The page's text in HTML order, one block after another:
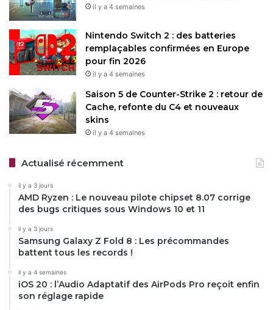
il y a 4 semaines
Nintendo Switch 2 : des batteries
remplaçables confirmées en Europe
pour fin 2026
il y a 4 semaines
Saison 5 de Counter-Strike 2 : retour de
Cache, refonte du C4 et nouveaux
skins
il y a 4 semaines
Actualisé récemment
il y a 3 jours
AMD Ryzen : Le nouveau pilote chipset 8.07 corrige
des bugs critiques sous Windows 10 et 11
il y a 3 jours
Samsung Galaxy Z Fold 8 : Les précommandes
battent tous les records !
il y a 4 semaines
iOS 20 : l’Audio Adaptatif des AirPods Pro reçoit enfin
son réglage rapide